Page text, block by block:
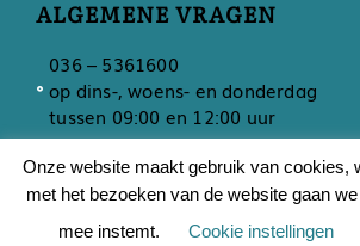
ALGEMENE VRAGEN
036 – 5361600
op dins-, woens- en donderdag
tussen 09:00 en 12:00 uur
Onze website maakt gebruik van cookies,
met het bezoeken van de website gaan
mee instemt.
Cookie instellingen